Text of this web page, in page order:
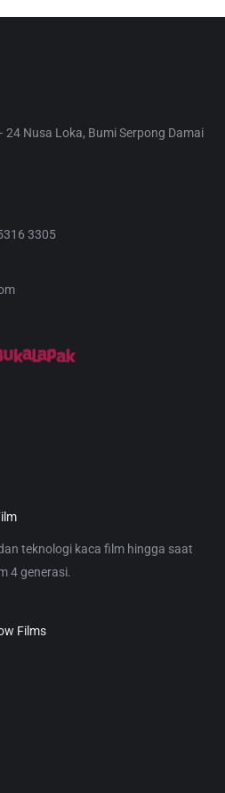
Nusa Loka, Bumi Serpong Damai
3305
teknologi kaca film hingga saat
4 generasi.
Films